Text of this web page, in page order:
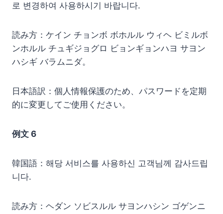
로 변경하여 사용하시기 바랍니다.
読み方：ケイン チョンボ ボホルル ウィヘ ビミルボ
ンホルル チュギジョグロ ビョンギョンハヨ サヨン
ハシギ バラムニダ。
日本語訳：個人情報保護のため、パスワードを定期
的に変更してご使用ください。
例文 6
韓国語：해당 서비스를 사용하신 고객님께 감사드립
니다.
読み方：ヘダン ソビスルル サヨンハシン ゴゲンニ